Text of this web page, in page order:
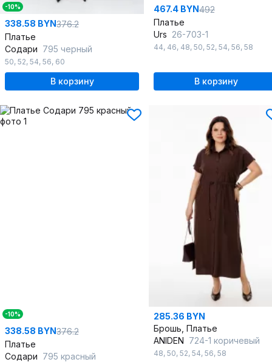
-10%
338.58 BYN376.2
Платье
Содари 795 черный
50, 52, 54, 56, 60
В корзину
467.4 BYN492
Платье
Urs 26-703-1
44, 46, 48, 50, 52, 54, 56, 58
В корзину
-10%
338.58 BYN376.2
Платье
Содари 795 красный
285.36 BYN
Брошь, Платье
ANIDEN 724-1 коричевый
48, 50, 52, 54, 56, 58